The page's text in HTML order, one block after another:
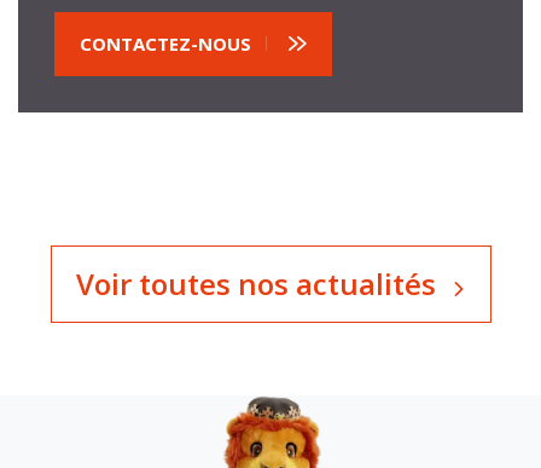
CONTACTEZ-NOUS
Voir toutes nos actualités